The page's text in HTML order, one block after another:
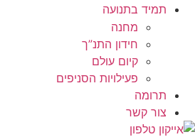
תמיד בתנועה
מחנה
חידון התנ”ך
קיום עולם
פעילויות הסניפים
תרומה
צור קשר